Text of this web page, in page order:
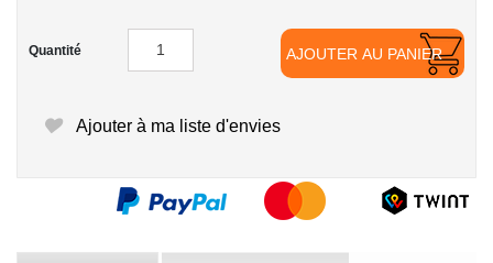
Quantité AJOUTER AU PANIER
Ajouter à ma liste d'envies